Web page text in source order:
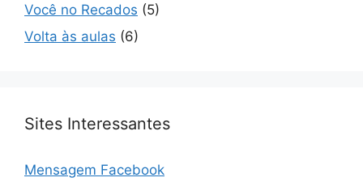
Você no Recados (5)
Volta às aulas (6)
Sites Interessantes
Mensagem Facebook